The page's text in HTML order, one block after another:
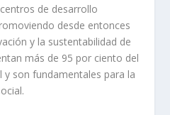
de desarrollo
desde entonces
y la sustentabilidad de
más de 95 por ciento del
son fundamentales para la